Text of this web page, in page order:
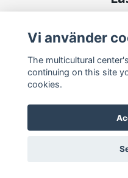
Terms
Prenumerera
Vi använder
The multicultural
continuing on this site
cookies.